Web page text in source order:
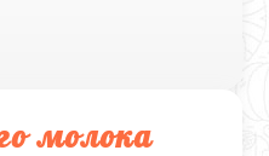
молока